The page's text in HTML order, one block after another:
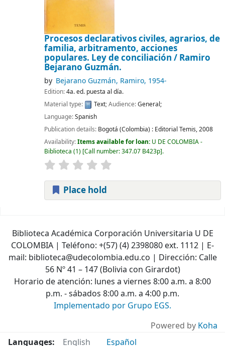
Procesos declarativos civiles, agrarios, de
familia, arbitramento, acciones
populares. Ley de conciliación / Ramiro
Bejarano Guzmán.
by Bejarano Guzmán, Ramiro, 1954-
Edition:4a. ed. puesta al día.
Material type:
Text; Audience:General;
Language:Spanish
Publication details: Bogotá (Colombia) : Editorial Temis,2008
Availability:Items available for loan: U DE COLOMBIA -
Biblioteca (1) Call number:347.07 B423p .
Place hold
Biblioteca Académica Corporación Universitaria U DE
COLOMBIA | Teléfono: +(57) (4) 2398080 ext. 1112 | E-
mail: biblioteca@udecolombia.edu.co | Dirección: Calle
56 Nº 41 – 147 (Bolivia con Girardot)
Horario de atención: lunes a viernes 8:00 a.m. a 8:00
p.m. - sábados 8:00 a.m. a 4:00 p.m.
Implementado por Grupo EGS.
Powered by Koha
Languages:
English Español